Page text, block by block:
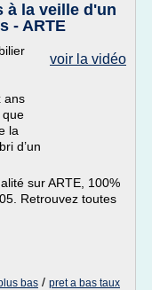
à la veille d'un
- ARTE
voir la vidéo
ans
que
la
d’un
sur ARTE, 100%
Retrouvez toutes
bas / pret a bas taux